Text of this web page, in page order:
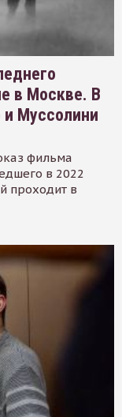
в Москве. В
и Муссолини
фильма
в 2022
проходит в